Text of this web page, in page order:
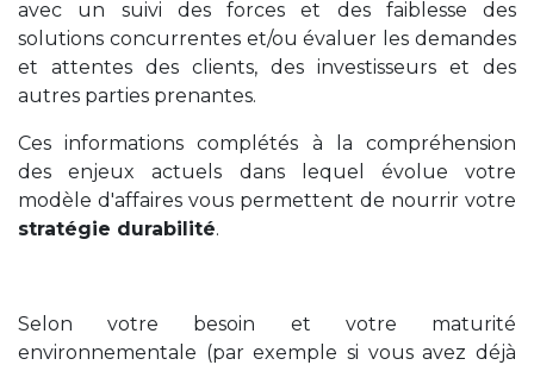
avec un suivi des forces et des faiblesse des
solutions concurrentes et/ou évaluer les demandes
et attentes des clients, des investisseurs et des
autres parties prenantes.
Ces informations complétés à la compréhension
des enjeux actuels dans lequel évolue votre
modèle d'affaires vous permettent de nourrir votre
stratégie durabilité.
Selon votre besoin et votre maturité
environnementale (par exemple si vous avez déjà